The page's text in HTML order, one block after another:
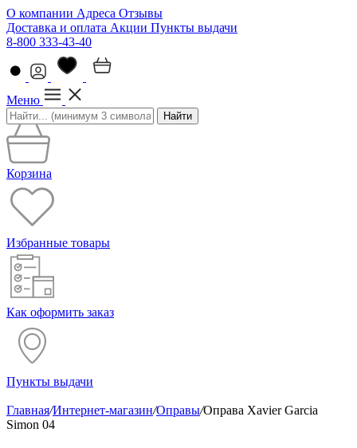
О компании Адреса Отзывы
Доставка и оплата Акции Пункты выдачи
8-800 333-43-40
Меню
Найти
Корзина
Избранные товары
Как оформить заказ
Пункты выдачи
Главная/Интернет-магазин/Оправы/Оправа Xavier Garcia
Simon 04